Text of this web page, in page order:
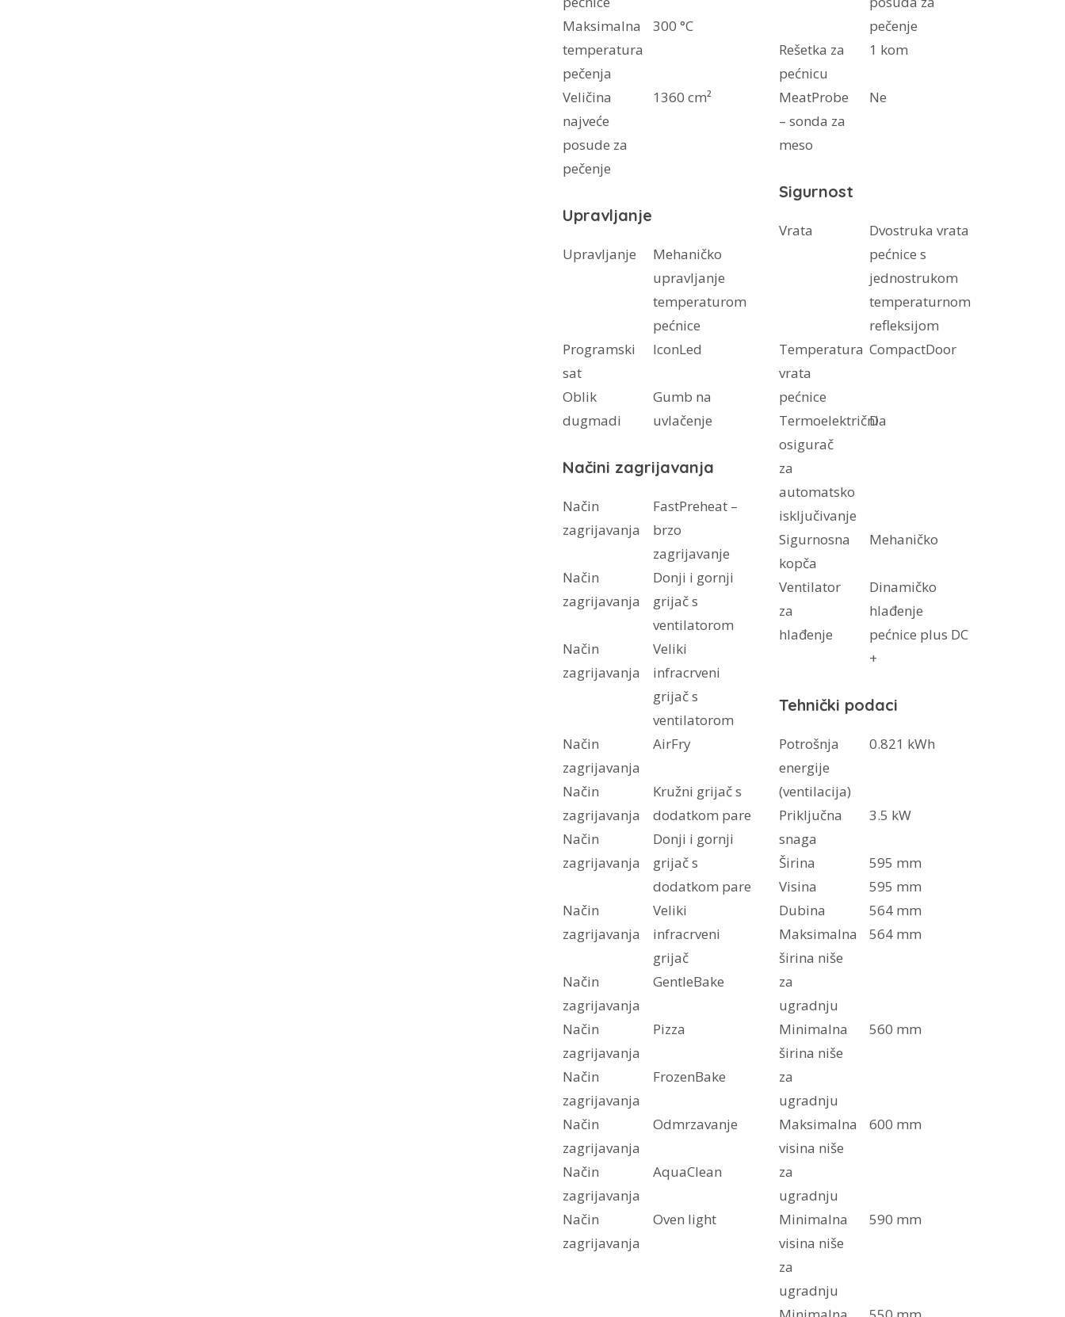
Maksimalna
temperatura
pečenja
300 °C
Veličina
najveće
posude za
pečenje
1360 cm²
Upravljanje
Upravljanje
Mehaničko
upravljanje
temperaturom
pećnice
Programski
sat
IconLed
Oblik
dugmadi
Gumb na
uvlačenje
Načini zagrijavanja
Način
zagrijavanja
FastPreheat –
brzo
zagrijavanje
Način
zagrijavanja
Donji i gornji
grijač s
ventilatorom
Način
zagrijavanja
Veliki
infracrveni
grijač s
ventilatorom
Način
zagrijavanja
AirFry
Način
zagrijavanja
Kružni grijač s
dodatkom pare
Način
zagrijavanja
Donji i gornji
grijač s
dodatkom pare
Način
zagrijavanja
Veliki
infracrveni
grijač
Način
zagrijavanja
GentleBake
Način
zagrijavanja
Pizza
Način
zagrijavanja
FrozenBake
Način
zagrijavanja
Odmrzavanje
Način
zagrijavanja
AquaClean
Način
zagrijavanja
Oven light
pečenje
Rešetka za
pećnicu
1 kom
MeatProbe
– sonda za
meso
Ne
Sigurnost
Vrata
Dvostruka vrata
pećnice s
jednostrukom
temperaturnom
refleksijom
Temperatura
vrata
pećnice
CompactDoor
Termoelektrični
osigurač
za
automatsko
isključivanje
Da
Sigurnosna
kopča
Mehaničko
Ventilator
za
hlađenje
Dinamičko
hlađenje
pećnice plus DC
+
Tehnički podaci
Potrošnja
energije
(ventilacija)
0.821 kWh
Priključna
snaga
3.5 kW
Širina
595 mm
Visina
595 mm
Dubina
564 mm
Maksimalna
širina niše
za
ugradnju
564 mm
Minimalna
širina niše
za
ugradnju
560 mm
Maksimalna
visina niše
za
ugradnju
600 mm
Minimalna
visina niše
za
ugradnju
590 mm